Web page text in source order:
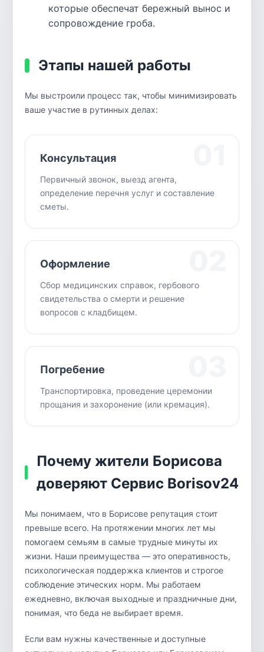
которые обеспечат бережный вынос и
сопровождение гроба.
Этапы нашей работы
Мы выстроили процесс так, чтобы минимизировать
ваше участие в рутинных делах:
Консультация
Первичный звонок, выезд агента,
определение перечня услуг и составление
сметы.
Оформление
Сбор медицинских справок, гербового
свидетельства о смерти и решение
вопросов с кладбищем.
Погребение
Транспортировка, проведение церемонии
прощания и захоронение (или кремация).
Почему жители Борисова
доверяют Сервис Borisov24
Мы понимаем, что в Борисове репутация стоит
превыше всего. На протяжении многих лет мы
помогаем семьям в самые трудные минуты их
жизни. Наши преимущества — это оперативность,
психологическая поддержка клиентов и строгое
соблюдение этических норм. Мы работаем
ежедневно, включая выходные и праздничные дни,
понимая, что беда не выбирает время.
Если вам нужны качественные и доступные